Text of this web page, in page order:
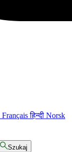
Françaisहिन्दी Norsk
Szukaj